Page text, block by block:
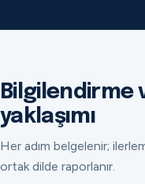
Bilgilendirme
yaklaşımı
Her adım belgelenir;
ortak dilde raporlanır.